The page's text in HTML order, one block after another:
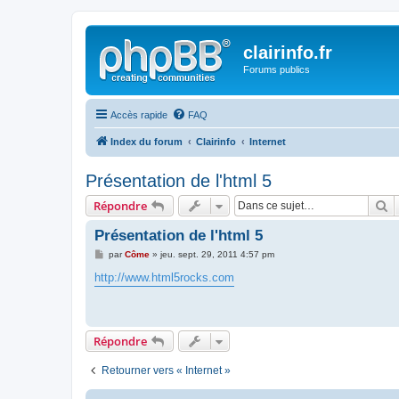
clairinfo.fr
Forums publics
Accès rapide FAQ
Index du forum Clairinfo Internet
Présentation de l'html 5
Répondre
Présentation de l'html 5
M
s
s
parCôme» jeu. sept. 29, 2011 4:57 pm
http://www.html5rocks.com
Répondre
Retourner vers « Internet »